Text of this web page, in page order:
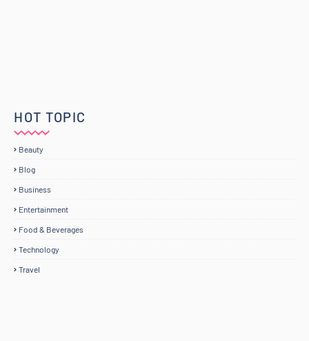
HOT TOPIC
Beauty
Blog
Business
Entertainment
Food & Beverages
Technology
Travel